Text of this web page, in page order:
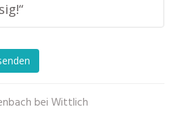
bei Wittlich